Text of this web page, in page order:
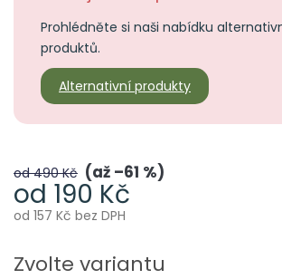
od 490 Kč až –61 %
od 190 Kč
od 157 Kč bez DPH
cena:
Zvolte variantu
Prohlédněte si naši nabídku
produktů.
Alternativní produkty